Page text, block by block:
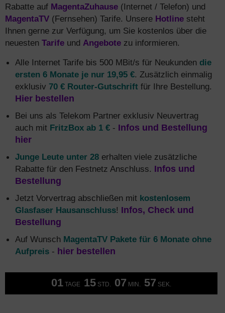
Rabatte auf MagentaZuhause (Internet / Telefon) und
MagentaTV (Fernsehen) Tarife. Unsere Hotline steht
Ihnen gerne zur Verfügung, um Sie kostenlos über die
neuesten Tarife und Angebote zu informieren.
Alle Internet Tarife bis 500 MBit/s für Neukunden die
ersten 6 Monate je nur 19,95 €. Zusätzlich einmalig
exklusiv 70 € Router-Gutschrift für Ihre Bestellung.
Hier bestellen
Bei uns als Telekom Partner exklusiv Neuvertrag
auch mit FritzBox ab 1 € - Infos und Bestellung
hier
Junge Leute unter 28 erhalten viele zusätzliche
Rabatte für den Festnetz Anschluss. Infos und
Bestellung
Jetzt Vorvertrag abschließen mit kostenlosem
Glasfaser Hausanschluss! Infos, Check und
Bestellung
Auf Wunsch MagentaTV Pakete für 6 Monate ohne
Aufpreis - hier bestellen
01 TAGE 15 STD. 07 MIN. 56 SEK.